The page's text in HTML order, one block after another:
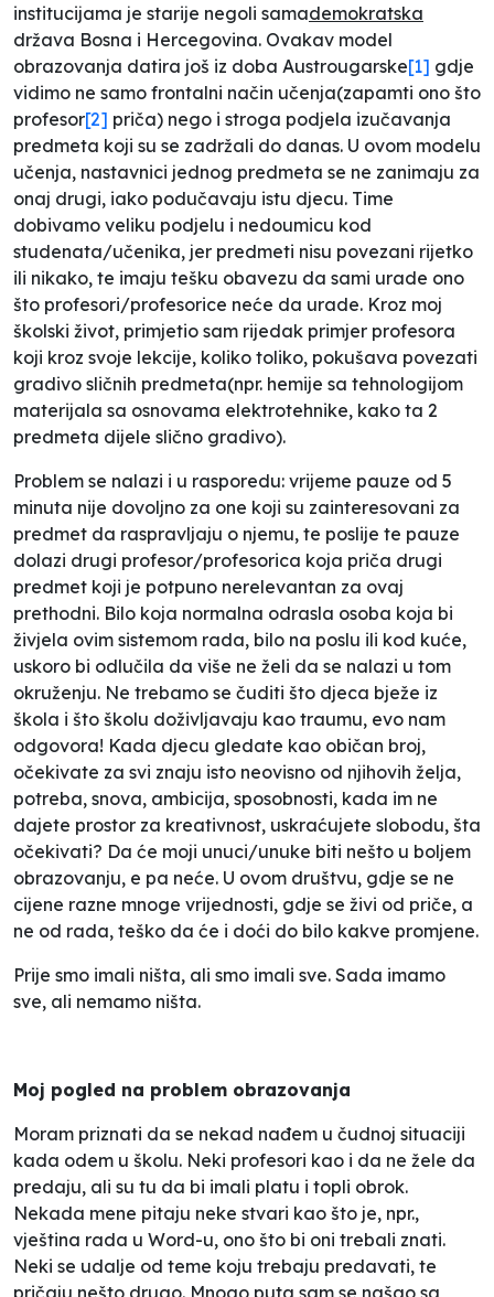
institucijama je starije negoli samademokratska
država Bosna i Hercegovina. Ovakav model
obrazovanja datira još iz doba Austrougarske[1] gdje
vidimo ne samo frontalni način učenja(zapamti ono što
profesor[2] priča) nego i stroga podjela izučavanja
predmeta koji su se zadržali do danas. U ovom modelu
učenja, nastavnici jednog predmeta se ne zanimaju za
onaj drugi, iako podučavaju istu djecu. Time
dobivamo veliku podjelu i nedoumicu kod
studenata/učenika, jer predmeti nisu povezani rijetko
ili nikako, te imaju tešku obavezu da sami urade ono
što profesori/profesorice neće da urade. Kroz moj
školski život, primjetio sam rijedak primjer profesora
koji kroz svoje lekcije, koliko toliko, pokušava povezati
gradivo sličnih predmeta(npr. hemije sa tehnologijom
materijala sa osnovama elektrotehnike, kako ta 2
predmeta dijele slično gradivo).
Problem se nalazi i u rasporedu: vrijeme pauze od 5
minuta nije dovoljno za one koji su zainteresovani za
predmet da raspravljaju o njemu, te poslije te pauze
dolazi drugi profesor/profesorica koja priča drugi
predmet koji je potpuno nerelevantan za ovaj
prethodni. Bilo koja normalna odrasla osoba koja bi
živjela ovim sistemom rada, bilo na poslu ili kod kuće,
uskoro bi odlučila da više ne želi da se nalazi u tom
okruženju. Ne trebamo se čuditi što djeca bježe iz
škola i što školu doživljavaju kao traumu, evo nam
odgovora! Kada djecu gledate kao običan broj,
očekivate za svi znaju isto neovisno od njihovih želja,
potreba, snova, ambicija, sposobnosti, kada im ne
dajete prostor za kreativnost, uskraćujete slobodu, šta
očekivati? Da će moji unuci/unuke biti nešto u boljem
obrazovanju, e pa neće. U ovom društvu, gdje se ne
cijene razne mnoge vrijednosti, gdje se živi od priče, a
ne od rada, teško da će i doći do bilo kakve promjene.
Prije smo imali ništa, ali smo imali sve. Sada imamo
sve, ali nemamo ništa.
Moj pogled na problem obrazovanja
Moram priznati da se nekad nađem u čudnoj situaciji
kada odem u školu. Neki profesori kao i da ne žele da
predaju, ali su tu da bi imali platu i topli obrok.
Nekada mene pitaju neke stvari kao što je, npr.,
vještina rada u Word-u, ono što bi oni trebali znati.
Neki se udalje od teme koju trebaju predavati, te
pričaju nešto drugo. Mnogo puta sam se našao sa